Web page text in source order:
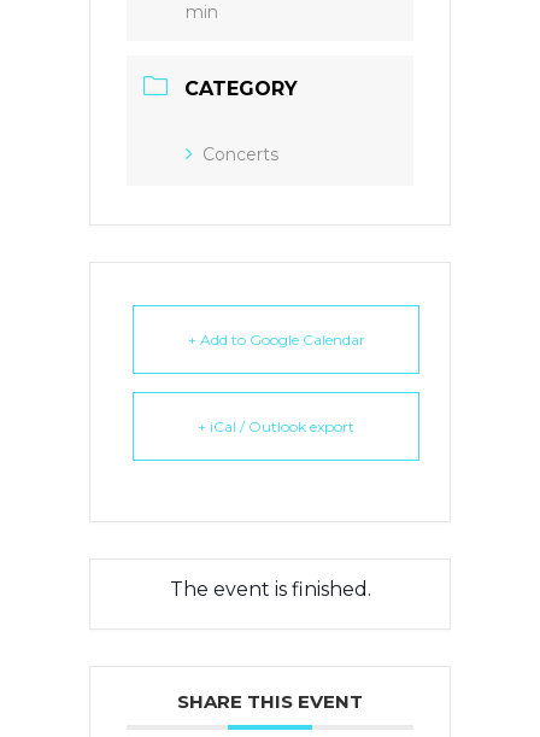
min
CATEGORY
Concerts
+ Add to Google Calendar
+ iCal / Outlook export
The event is finished.
SHARE THIS EVENT